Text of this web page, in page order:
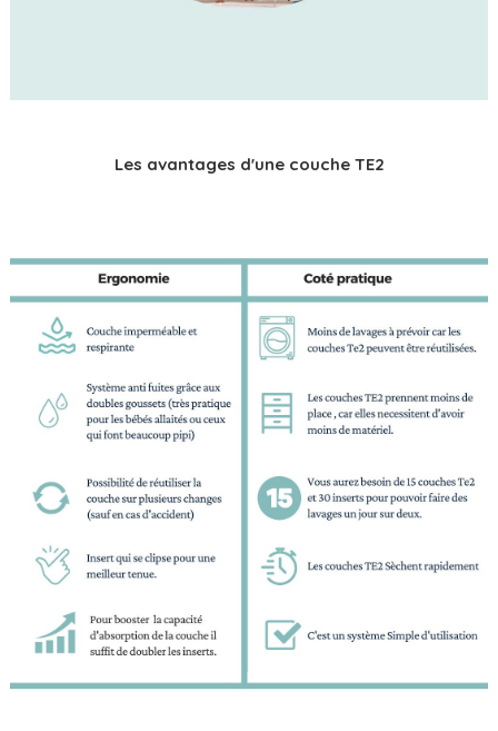
Les avantages d'une couche TE2